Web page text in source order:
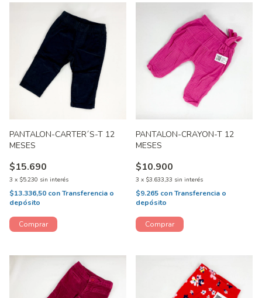
PANTALON-CARTER´S-T 12
MESES
$15.690
3 x $5.230 sin interés
$13.336,50 conTransferencia o
depósito
PANTALON-CRAYON-T 12
MESES
$10.900
3 x $3.633,33 sin interés
$9.265 conTransferencia o
depósito